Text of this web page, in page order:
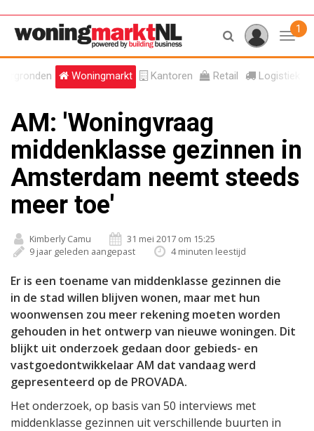
1
Woningmarkt Kantoren Retail Logistiek
AM: 'Woningvraag
middenklasse gezinnen in
Amsterdam neemt steeds
meer toe'
Kimberly Camu
31 mei 2017 om 15:25
9 jaar geleden aangepast
4 minuten leestijd
Er is een toename van middenklasse gezinnen die
in de stad willen blijven wonen, maar met hun
woonwensen zou meer rekening moeten worden
gehouden in het ontwerp van nieuwe woningen. Dit
blijkt uit onderzoek gedaan door gebieds- en
vastgoedontwikkelaar AM dat vandaag werd
gepresenteerd op de PROVADA.
Het onderzoek, op basis van 50 interviews met
middenklasse gezinnen uit verschillende buurten in